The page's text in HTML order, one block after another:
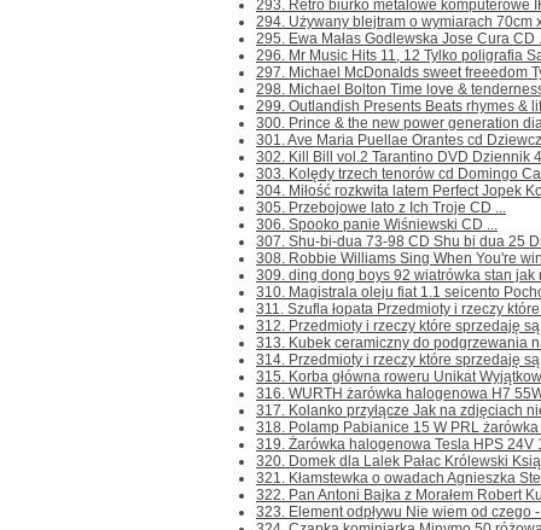
293. Retro biurko metalowe komputerowe
294. Używany blejtram o wymiarach 70cm
295. Ewa Małas Godlewska Jose Cura CD
296. Mr Music Hits 11, 12 Tylko poligrafia
297. Michael McDonalds sweet freeedom
298. Michael Bolton Time love &
299. Outlandish Presents Beats rhymes &
300. Prince & the new power generation
301. Ave Maria Puellae Orantes cd
302. Kill Bill vol.2 Tarantino DVD Dziennik
303. Kolędy trzech tenorów cd Domingo
304. Miłość rozkwita latem Perfect Jopek
305. Przebojowe lato z Ich Troje CD ...
306. Spooko panie Wiśniewski CD ...
307. Shu-bi-dua 73-98 CD Shu bi dua 25
308. Robbie Williams Sing When You're
309. ding dong boys 92 wiatrówka stan jak
310. Magistrala oleju fiat 1.1 seicento
311. Szufla łopata Przedmioty i rzeczy
312. Przedmioty i rzeczy które sprzedaję
313. Kubek ceramiczny do podgrzewania
314. Przedmioty i rzeczy które sprzedaję
315. Korba główna roweru Unikat
316. WURTH żarówka halogenowa H7
317. Kolanko przyłącze Jak na zdjęciach
318. Polamp Pabianice 15 W PRL
319. Żarówka halogenowa Tesla HPS 24V
320. Domek dla Lalek Pałac Królewski
321. Kłamstewka o owadach Agnieszka
322. Pan Antoni Bajka z Morałem Robert
323. Element odpływu Nie wiem od czego